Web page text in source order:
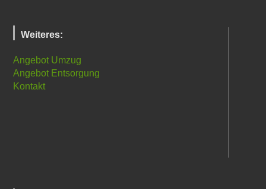
Weiteres:
Angebot Umzug
Angebot Entsorgung
Kontakt